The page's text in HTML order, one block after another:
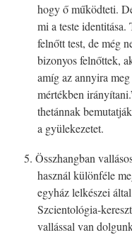
hogy ő működteti.
mi a teste
felnőtt test, de még
bizonyos felnőttek,
amíg az annyira
mértékben
thetánnak
a gyülekezetet.
5. Összhangban
használ különféle
egyház lelkészei
Szcientológia-
vallással van